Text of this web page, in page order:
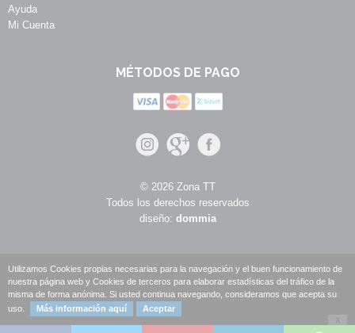
Ayuda
Mi Cuenta
MÉTODOS DE PAGO
© 2026 Zona TT
Todos los derechos reservados
diseño: dommia
Utilizamos Cookies propias necesarias para la navegación y el buen funcionamiento de
nuestra página web y Cookies de terceros para elaborar estadísticas del tráfico de la
misma de forma anónima. Si usted continua navegando, consideramos que acepta su
uso.
Más información aquí Aceptar